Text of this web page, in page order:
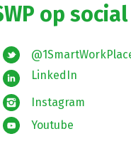
op
LinkedIn
Instagram
Youtube